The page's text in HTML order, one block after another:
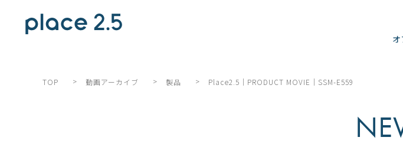
TOP > 動画アーカイブ > 製品 > Place2.5｜PRODUCT MOVIE｜SSM-E559